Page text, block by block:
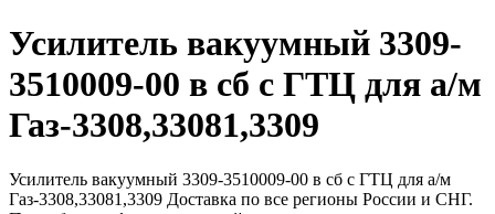
Усилитель вакуумный 3309-
3510009-00 в сб с ГТЦ для а/м
Газ-3308,33081,3309
Усилитель вакуумный 3309-3510009-00 в сб с ГТЦ для а/м
Газ-3308,33081,3309 Доставка по все регионы России и СНГ.